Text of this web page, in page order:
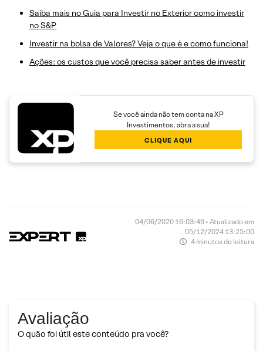
Saiba mais no Guia para Investir no Exterior como investir
no S&P
Investir na bolsa de Valores? Veja o que é e como funciona!
Ações: os custos que você precisa saber antes de investir
Se você ainda não tem conta na XP
Investimentos, abra a sua!
CLIQUE AQUI
04/06/2020 16:03:49 • Atualizado em
05/12/2024 13:25:00
4 minutos de leitura
Avaliação
O quão foi útil este conteúdo pra você?